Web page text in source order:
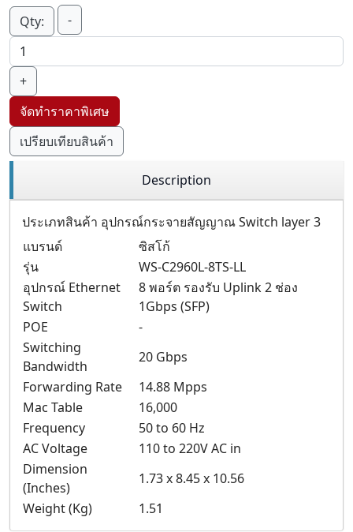
Qty: -
+
จัดทำราคาพิเศษ
เปรียบเทียบสินค้า
Description
ประเภทสินค้า อุปกรณ์กระจายสัญญาณ Switch layer 3
แบรนด์
ซิสโก้
รุ่น
WS-C2960L-8TS-LL
อุปกรณ์ Ethernet
Switch
8 พอร์ต รองรับ Uplink 2 ช่อง
1Gbps (SFP)
POE
-
Switching
Bandwidth
20 Gbps
Forwarding Rate
14.88 Mpps
Mac Table
16,000
Frequency
50 to 60 Hz
AC Voltage
110 to 220V AC in
Dimension
(Inches)
1.73 x 8.45 x 10.56
Weight (Kg)
1.51